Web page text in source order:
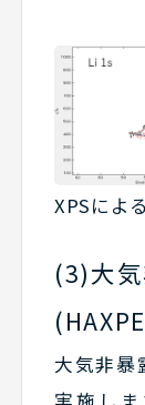
XPSによ
(3)大
大気非暴